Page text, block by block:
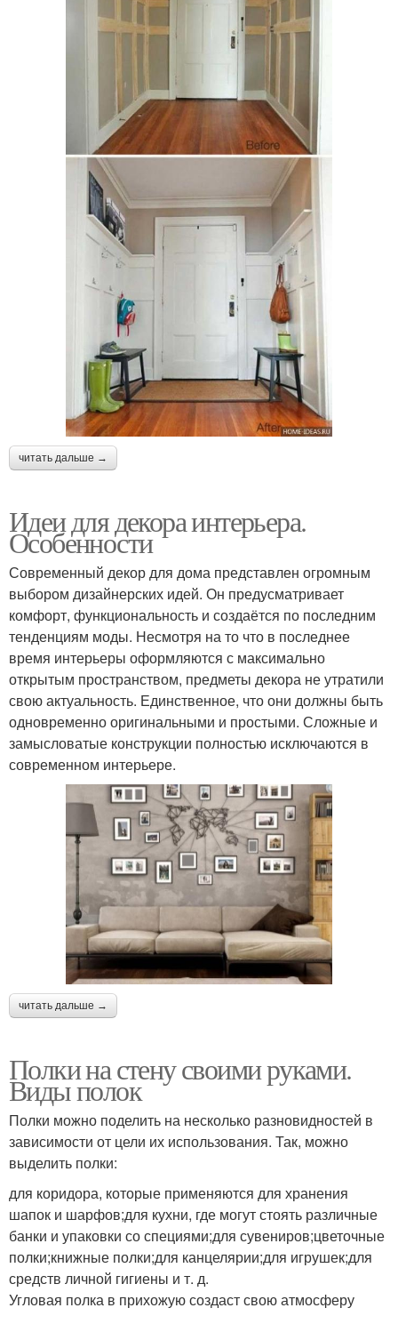
читать дальше →
Идеи для декора интерьера.
Особенности
Современный декор для дома представлен огромным
выбором дизайнерских идей. Он предусматривает
комфорт, функциональность и создаётся по последним
тенденциям моды. Несмотря на то что в последнее
время интерьеры оформляются с максимально
открытым пространством, предметы декора не утратили
свою актуальность. Единственное, что они должны быть
одновременно оригинальными и простыми. Сложные и
замысловатые конструкции полностью исключаются в
современном интерьере.
читать дальше →
Полки на стену своими руками.
Виды полок
Полки можно поделить на несколько разновидностей в
зависимости от цели их использования. Так, можно
выделить полки:
для коридора, которые применяются для хранения
шапок и шарфов;для кухни, где могут стоять различные
банки и упаковки со специями;для сувениров;цветочные
полки;книжные полки;для канцелярии;для игрушек;для
средств личной гигиены и т. д.
Угловая полка в прихожую создаст свою атмосферу